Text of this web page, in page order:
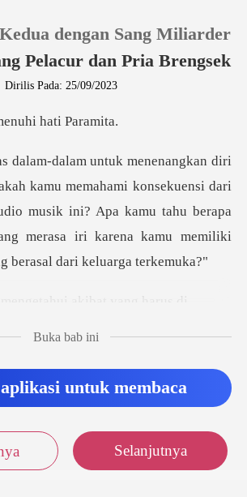
dengan Sang Miliarder
Pelacur dan Pria Brengsek
Dirilis Pada: 25/09/2023
hat
i konsekuensi dari
musik ini? Apa kamu tahu berapa
Buka bab ini
untuk membaca
Selanjutnya